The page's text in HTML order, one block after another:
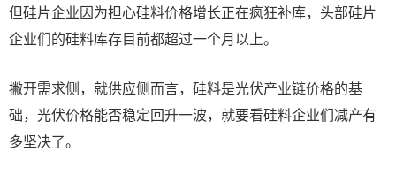
但硅片企业因为担心硅料价格增长正在疯狂补库，头部硅片
企业们的硅料库存目前都超过一个月以上。
撇开需求侧，就供应侧而言，硅料是光伏产业链价格的基
础，光伏价格能否稳定回升一波，就要看硅料企业们减产有
多坚决了。